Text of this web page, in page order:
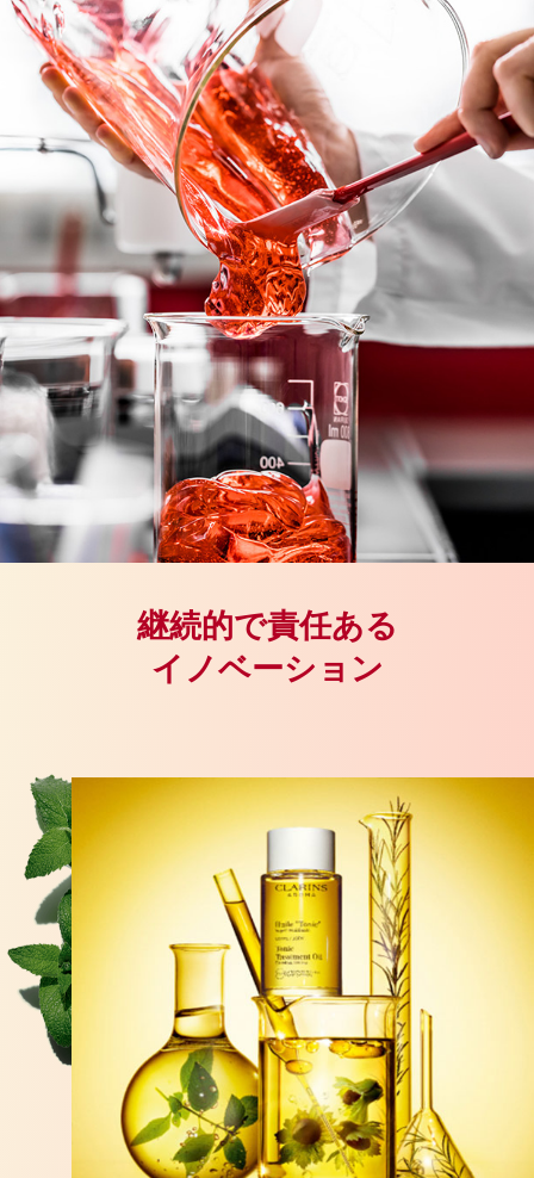
継続的で責任ある
イノベーション